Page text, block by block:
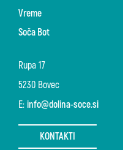
Rupa 17
5230 Bovec
E: info@dolina-soce.si
KONTAKTI
Vreme
Soča Bot